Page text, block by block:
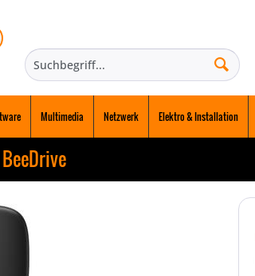
Multimedia Netzwerk Elektro & Installation